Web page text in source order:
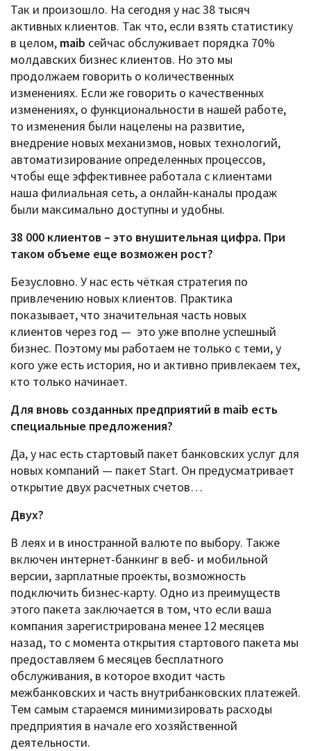
Так и произошло. На сегодня у нас 38 тысяч
активных клиентов. Так что, если взять статистику
в целом, maib сейчас обслуживает порядка 70%
молдавских бизнес клиентов. Но это мы
продолжаем говорить о количественных
изменениях. Если же говорить о качественных
изменениях, о функциональности в нашей работе,
то изменения были нацелены на развитие,
внедрение новых механизмов, новых технологий,
автоматизирование определенных процессов,
чтобы еще эффективнее работала с клиентами
наша филиальная сеть, а онлайн-каналы продаж
были максимально доступны и удобны.
38 000 клиентов – это внушительная цифра. При
таком объеме еще возможен рост?
Безусловно. У нас есть чёткая стратегия по
привлечению новых клиентов. Практика
показывает, что значительная часть новых
клиентов через год — это уже вполне успешный
бизнес. Поэтому мы работаем не только с теми, у
кого уже есть история, но и активно привлекаем тех,
кто только начинает.
Для вновь созданных предприятий в maib есть
специальные предложения?
Да, у нас есть стартовый пакет банковских услуг для
новых компаний — пакет Start. Он предусматривает
открытие двух расчетных счетов…
Двух?
В леях и в иностранной валюте по выбору. Также
включен интернет-банкинг в веб- и мобильной
версии, зарплатные проекты, возможность
подключить бизнес-карту. Одно из преимуществ
этого пакета заключается в том, что если ваша
компания зарегистрирована менее 12 месяцев
назад, то с момента открытия стартового пакета мы
предоставляем 6 месяцев бесплатного
обслуживания, в которое входит часть
межбанковских и часть внутрибанковских платежей.
Тем самым стараемся минимизировать расходы
предприятия в начале его хозяйственной
деятельности.